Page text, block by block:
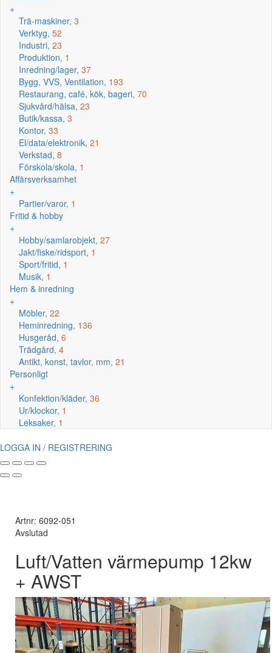
+
Trä-maskiner, 3
Verktyg, 52
Industri, 23
Produktion, 1
Inredning/lager, 37
Bygg, VVS, Ventilation, 193
Restaurang, café, kök, bageri, 70
Sjukvård/hälsa, 23
Butik/kassa, 3
Kontor, 33
El/data/elektronik, 21
Verkstad, 8
Förskola/skola, 1
Affärsverksamhet
+
Partier/varor, 1
Fritid & hobby
+
Hobby/samlarobjekt, 27
Jakt/fiske/ridsport, 1
Sport/fritid, 1
Musik, 1
Hem & inredning
+
Möbler, 22
Heminredning, 136
Husgeråd, 6
Trädgård, 4
Antikt, konst, tavlor, mm, 21
Personligt
+
Konfektion/kläder, 36
Ur/klockor, 1
Leksaker, 1
LOGGA IN / REGISTRERING
Artnr: 6092-051
Avslutad
Luft/Vatten värmepump 12kw
+ AWST